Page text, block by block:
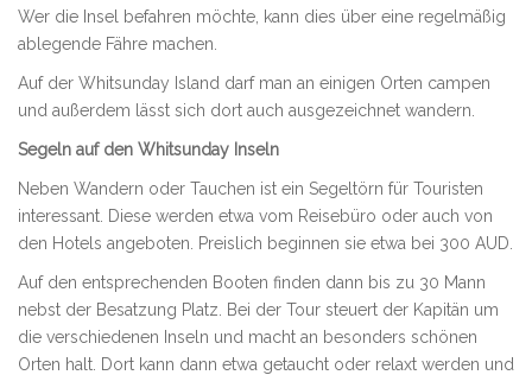
Wer die Insel befahren möchte, kann dies über eine regelmäßig
ablegende Fähre machen.
Auf der Whitsunday Island darf man an einigen Orten campen
und außerdem lässt sich dort auch ausgezeichnet wandern.
Segeln auf den Whitsunday Inseln
Neben Wandern oder Tauchen ist ein Segeltörn für Touristen
interessant. Diese werden etwa vom Reisebüro oder auch von
den Hotels angeboten. Preislich beginnen sie etwa bei 300 AUD.
Auf den entsprechenden Booten finden dann bis zu 30 Mann
nebst der Besatzung Platz. Bei der Tour steuert der Kapitän um
die verschiedenen Inseln und macht an besonders schönen
Orten halt. Dort kann dann etwa getaucht oder relaxt werden und